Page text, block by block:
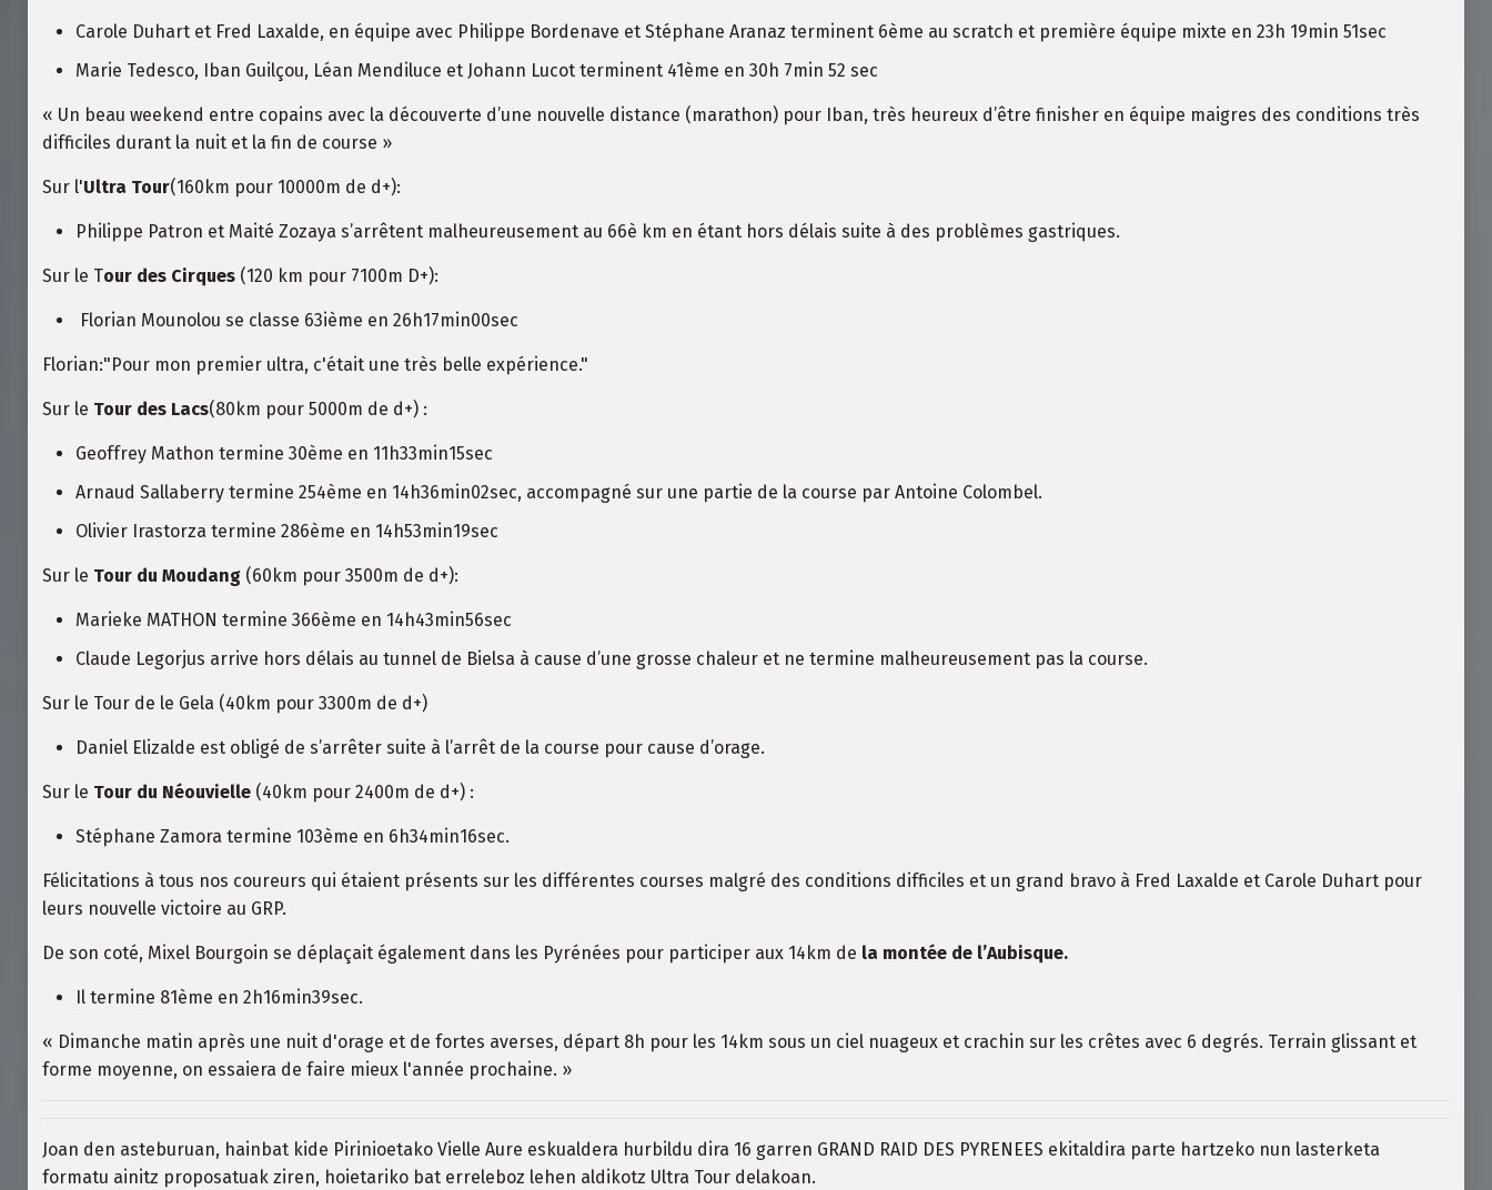
Carole Duhart et Fred Laxalde, en équipe avec Philippe Bordenave et Stéphane Aranaz terminent 6ème au scratch et première équipe mixte en 23h 19min 51sec
Marie Tedesco, Iban Guilçou, Léan Mendiluce et Johann Lucot terminent 41ème en 30h 7min 52 sec
« Un beau weekend entre copains avec la découverte d’une nouvelle distance (marathon) pour Iban, très heureux d’être finisher en équipe maigres des conditions très
difficiles durant la nuit et la fin de course »
Sur l'Ultra Tour(160km pour 10000m de d+):
Philippe Patron et Maité Zozaya s’arrêtent malheureusement au 66è km en étant hors délais suite à des problèmes gastriques.
Sur le Tour des Cirques(120 km pour 7100m D+):
Florian Mounolou se classe 63ième en 26h17min00sec
Florian:"Pour mon premier ultra, c'était une très belle expérience."
Sur le Tour des Lacs(80km pour 5000m de d+) :
Geoffrey Mathon termine 30ème en 11h33min15sec
Arnaud Sallaberry termine 254ème en 14h36min02sec, accompagné sur une partie de la course par Antoine Colombel.
Olivier Irastorza termine 286ème en 14h53min19sec
Sur le Tour du Moudang(60km pour 3500m de d+):
Marieke MATHON termine 366ème en 14h43min56sec
Claude Legorjus arrive hors délais au tunnel de Bielsa à cause d’une grosse chaleur et ne termine malheureusement pas la course.
Sur le Tour de le Gela (40km pour 3300m de d+)
Daniel Elizalde est obligé de s’arrêter suite à l’arrêt de la course pour cause d’orage.
Sur le Tour du Néouvielle(40km pour 2400m de d+) :
Stéphane Zamora termine 103ème en 6h34min16sec.
Félicitations à tous nos coureurs qui étaient présents sur les différentes courses malgré des conditions difficiles et un grand bravo à Fred Laxalde et Carole Duhart pour
leurs nouvelle victoire au GRP.
De son coté, Mixel Bourgoin se déplaçait également dans les Pyrénées pour participer aux 14km de la montée de l’Aubisque.
Il termine 81ème en 2h16min39sec.
« Dimanche matin après une nuit d'orage et de fortes averses, départ 8h pour les 14km sous un ciel nuageux et crachin sur les crêtes avec 6 degrés. Terrain glissant et
forme moyenne, on essaiera de faire mieux l'année prochaine. »
Joan den asteburuan, hainbat kide Pirinioetako Vielle Aure eskualdera hurbildu dira 16 garren GRAND RAID DES PYRENEES ekitaldira parte hartzeko nun lasterketa
formatu ainitz proposatuak ziren, hoietariko bat erreleboz lehen aldikotz Ultra Tour delakoan.